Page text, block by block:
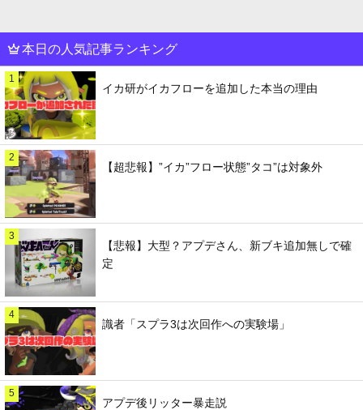
本日の人気記事ランキング
1
イカ研がイカフローを追加した本当の理由
2
【超悲報】”イカ”フロー状態”タコ”は対象外
3
【悲報】大型？アプデさん、新ブキ追加無しで確
定
4
識者「スプラ3は次回作への実験場」
5
アプデ後リッター暴走説